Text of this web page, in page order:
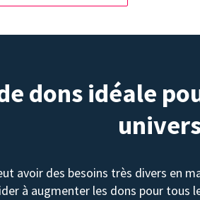
dons idéale
avoir des besoins très divers en
à augmenter les dons pour tous